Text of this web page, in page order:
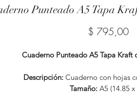
Punteado A5 Tapa
$ 795,00
Cuaderno Punteado A5 Tapa Kraft
Descripción:Cuaderno con hojas
Tamaño: A5 (14.85 x